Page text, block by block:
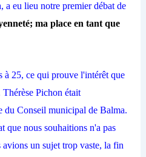
a eu lieu notre premier débat de
ma place en tant que
à 25, ce qui prouve l'intérêt que
Pichon était
du Conseil municipal de Balma.
que nous souhaitions n'a pas
un sujet trop vaste, la fin